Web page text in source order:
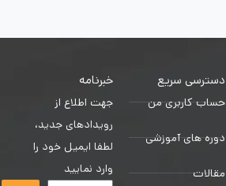
دسترسی سریع
حساب کاربری من
دوره های آموزشی
مقالات
خبرنامه
جهت اطلاع از
رویدادهای جدید،
لطفا ایمیل خود را
وارد نمایید